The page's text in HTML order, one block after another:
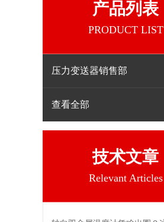
产品列表
PRODUCT LIST
压力变送器销售部
查看全部
技术文章
Relevant Articles